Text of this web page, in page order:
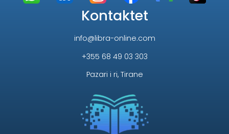
Kontaktet
info@libra-online.com
+355 68 49 03 303
Pazari i ri, Tirane